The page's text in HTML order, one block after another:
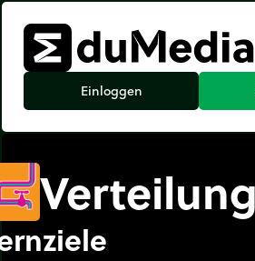
Einloggen